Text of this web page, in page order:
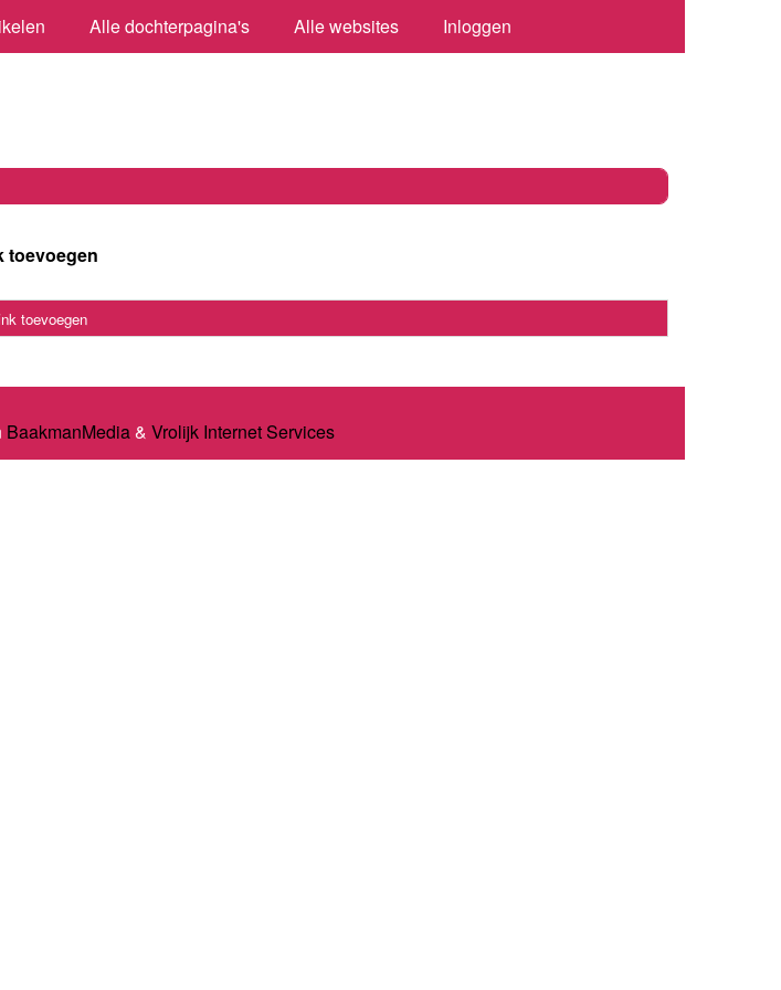
Alle dochterpagina's Alle websites Inloggen
toevoegen
toevoegen
BaakmanMedia& Vrolijk Internet Services